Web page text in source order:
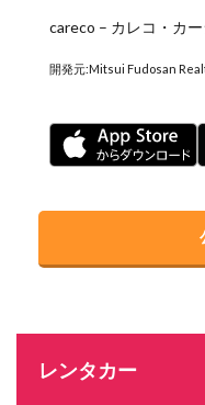
careco – カレコ・カ
開発元:Mitsui Fudosan
レンタカー